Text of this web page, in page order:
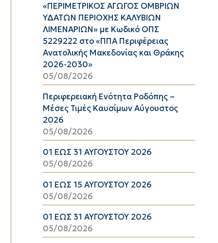
«ΠΕΡΙΜΕΤΡΙΚΟΣ ΑΓΩΓΟΣ ΟΜΒΡΙΩΝ
ΥΔΑΤΩΝ ΠΕΡΙΟΧΗΣ ΚΑΛΥΒΙΩΝ
ΛΙΜΕΝΑΡΙΩΝ» με Κωδικό ΟΠΣ
5229222 στο «ΠΠΑ Περιφέρειας
Ανατολικής Μακεδονίας και Θράκης
2026-2030»
05/08/2026
Περιφερειακή Ενότητα Ροδόπης –
Μέσες Τιμές Καυσίμων Αύγουστος
2026
05/08/2026
01 ΕΩΣ 31 ΑΥΓΟΥΣΤΟΥ 2026
05/08/2026
01 ΕΩΣ 15 ΑΥΓΟΥΣΤΟΥ 2026
05/08/2026
01 ΕΩΣ 31 ΑΥΓΟΥΣΤΟΥ 2026
05/08/2026